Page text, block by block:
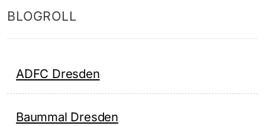
BLOGROLL
ADFC Dresden
Baummal Dresden